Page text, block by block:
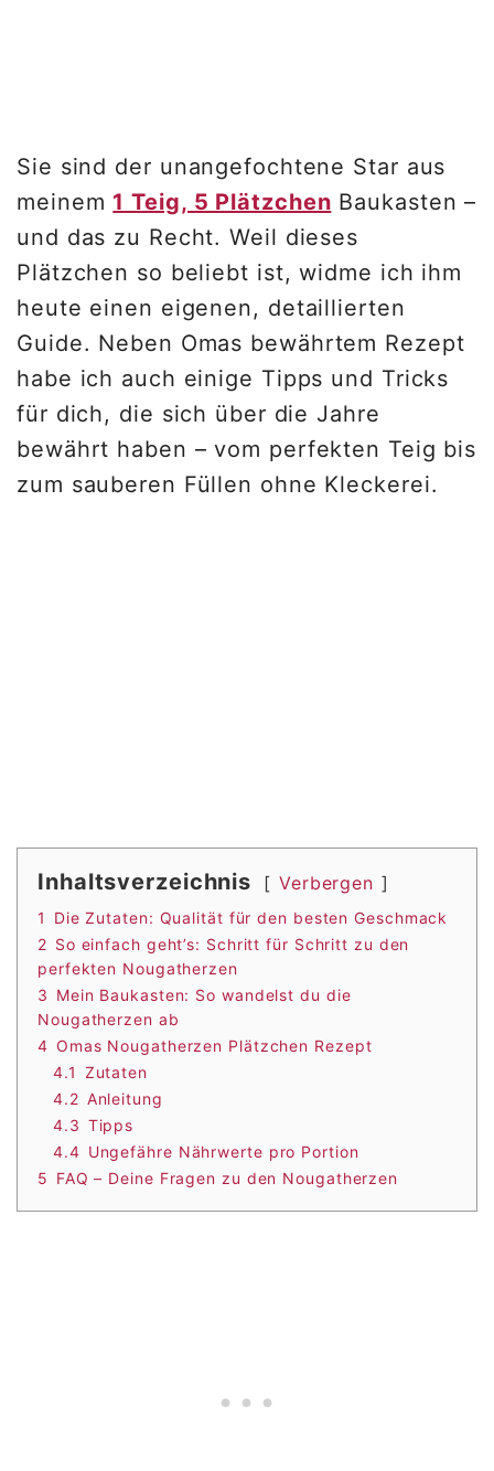
Sie sind der unangefochtene Star aus
meinem 1 Teig, 5 Plätzchen Baukasten –
und das zu Recht. Weil dieses
Plätzchen so beliebt ist, widme ich ihm
heute einen eigenen, detaillierten
Guide. Neben Omas bewährtem Rezept
habe ich auch einige Tipps und Tricks
für dich, die sich über die Jahre
bewährt haben – vom perfekten Teig bis
zum sauberen Füllen ohne Kleckerei.
Inhaltsverzeichnis Verbergen
1
Die Zutaten: Qualität für den besten Geschmack
2 So einfach geht’s: Schritt für Schritt zu den
perfekten Nougatherzen
3 Mein Baukasten: So wandelst du die
Nougatherzen ab
4 Omas Nougatherzen Plätzchen Rezept
4.1 Zutaten
4.2 Anleitung
4.3 Tipps
4.4 Ungefähre Nährwerte pro Portion
5 FAQ – Deine Fragen zu den Nougatherzen